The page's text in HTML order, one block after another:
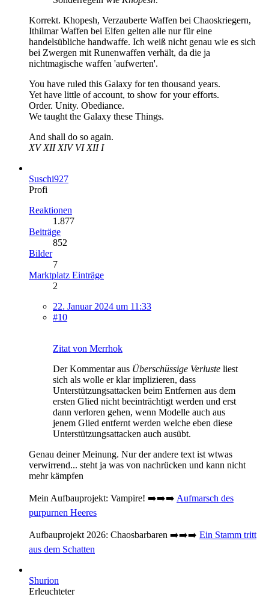
Korrekt. Khopesh, Verzauberte Waffen bei Chaoskriegern,
Ithilmar Waffen bei Elfen gelten alle nur für eine
handelsübliche handwaffe. Ich weiß nicht genau wie es sich
bei Zwergen mit Runenwaffen verhält, da die ja
nichtmagische waffen 'aufwerten'.
You have ruled this Galaxy for ten thousand years.
Yet have little of account, to show for your efforts.
Order. Unity. Obediance.
We taught the Galaxy these Things.
And shall do so again.
XV XII XIV VI XII I
Suschi927
Profi
Reaktionen
1.877
Beiträge
852
Bilder
7
Marktplatz Einträge
2
22. Januar 2024 um 11:33
#10
Zitat von Merrhok
Der Kommentar aus Überschüssige Verluste liest
sich als wolle er klar implizieren, dass
Unterstützungsattacken beim Entfernen aus dem
ersten Glied nicht beeinträchtigt werden und erst
dann verloren gehen, wenn Modelle auch aus
jenem Glied entfernt werden welche eben diese
Unterstützungsattacken auch ausübt.
Genau deiner Meinung. Nur der andere text ist wtwas
verwirrend... steht ja was von nachrücken und kann nicht
mehr kämpfen
Mein Aufbauprojekt: Vampire! ➡️➡️➡️ Aufmarsch des
purpurnen Heeres
Aufbauprojekt 2026: Chaosbarbaren ➡️➡️➡️ Ein Stamm tritt
aus dem Schatten
Shurion
Erleuchteter